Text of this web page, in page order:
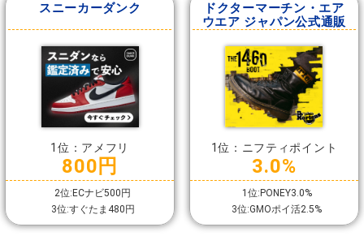
スニーカーダンク
1位：アメフリ
800円
2位:ECナビ500円
3位:すぐたま480円
ドクターマーチン・エア
ウエア ジャパン公式通販
1位：ニフティポイント
3.0%
1位:PONEY3.0%
3位:GMOポイ活2.5%